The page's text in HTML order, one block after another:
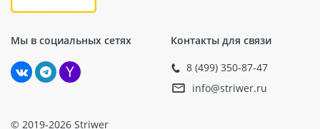
Мы в социальных сетях Контакты для связи
8 (499) 350-87-47
info@striwer.ru
© 2019-2026 Striwer